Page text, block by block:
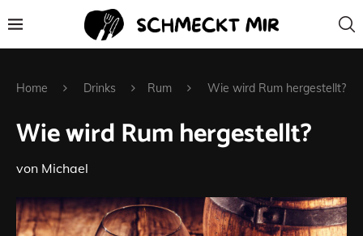
Home Drinks Rum Wie wird Rum hergestellt?
Wie wird Rum hergestellt?
von Michael